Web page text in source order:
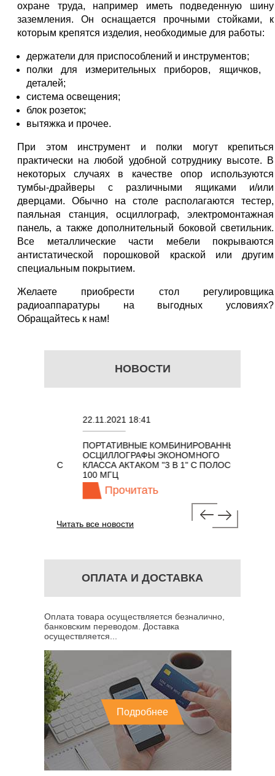
НОВОСТИ
22.11.2021 18:41
ПОРТАТИВНЫЕ КОМБИНИРОВАННЫЕ
ОСЦИЛЛОГРАФЫ ЭКОНОМНОГО
КЛАССА АКТАКОМ "3 В 1" С ПОЛОСОЙ
100 МГЦ
Прочитать
Читать все новости
ОПЛАТА И ДОСТАВКА
Оплата товара осуществляется безналично,
банковским переводом. Доставка
осуществляется...
Подробнее
охране труда, например иметь подведенную шину
заземления. Он оснащается прочными стойками, к
которым крепятся изделия, необходимые для работы:
держатели для приспособлений и инструментов;
полки для измерительных приборов, ящичков,
деталей;
система освещения;
блок розеток;
вытяжка и прочее.
При этом инструмент и полки могут крепиться
практически на любой удобной сотруднику высоте. В
некоторых случаях в качестве опор используются
тумбы-драйверы с различными ящиками и/или
дверцами. Обычно на столе располагаются тестер,
паяльная станция, осциллограф, электромонтажная
панель, а также дополнительный боковой светильник.
Все металлические части мебели покрываются
антистатической порошковой краской или другим
специальным покрытием.
Желаете приобрести стол регулировщика
радиоаппаратуры на выгодных условиях?
Обращайтесь к нам!